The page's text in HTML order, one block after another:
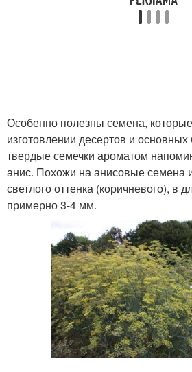
Особенно полезны семена,
изготовлении десертов и
твердые семечки ароматом
анис. Похожи на анисовые семена
светлого оттенка (коричневого), в
примерно 3-4 мм.